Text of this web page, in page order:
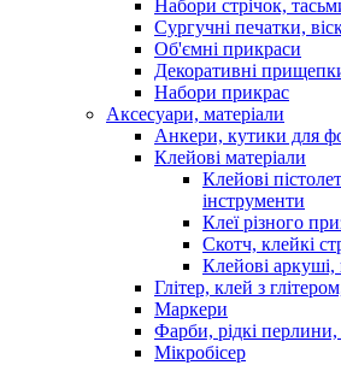
Набори стрічок,
Сургучні печатки,
Об'ємні прикраси
Декоративні
Набори прикрас
Аксесуари, матеріали
Анкери, кутики для
Клейові матеріали
Клейові
інструменти
Клеї різного
Скотч, клейкі
Клейові
Глітер, клей з
Маркери
Фарби, рідкі перлини,
Мікробісер